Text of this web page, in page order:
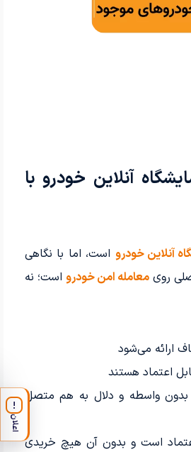
آنلاین خودرو با
آنلاین خودرو است، اما با نگاهی
روی معامله امن خودرو است؛ نه
ارائه می‌شود
اعتماد هستند
بدون واسطه و دلال به هم متصل
است و بدون آن هیچ خریدی
!
اعلان